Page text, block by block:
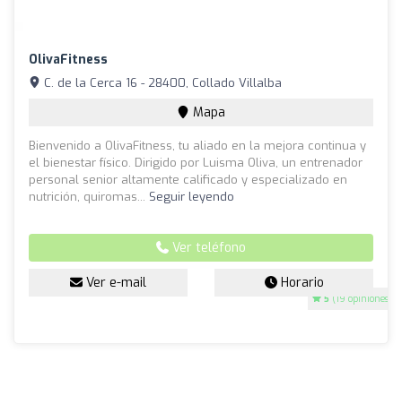
OlivaFitness
5 (19 opiniones)
C. de la Cerca 16 - 28400, Collado Villalba
Mapa
Bienvenido a OlivaFitness, tu aliado en la mejora continua y
el bienestar físico. Dirigido por Luisma Oliva, un entrenador
personal senior altamente calificado y especializado en
nutrición, quiromas... Seguir leyendo
Ver teléfono
Ver e-mail Horario